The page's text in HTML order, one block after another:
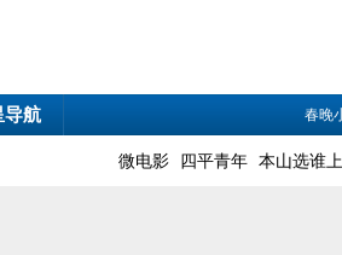
导航 春晚
微电影 四平青年 本山选谁